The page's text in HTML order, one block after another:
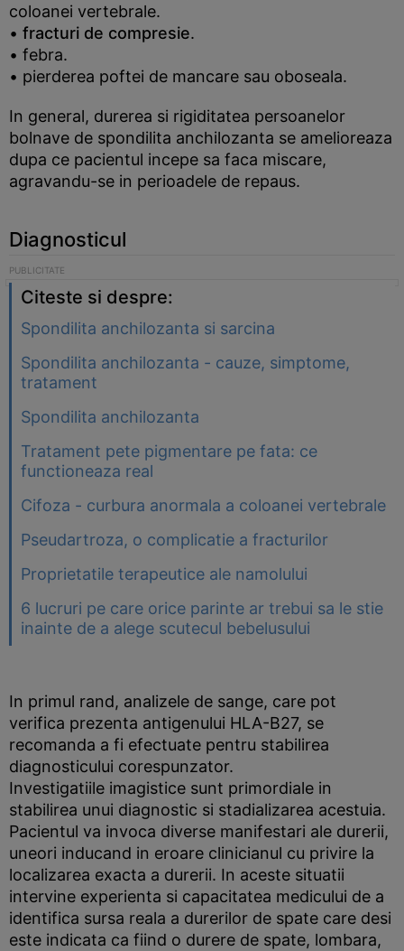
coloanei vertebrale.
• fracturi de compresie.
• febra.
• pierderea poftei de mancare sau oboseala.
In general, durerea si rigiditatea persoanelor
bolnave de spondilita anchilozanta se amelioreaza
dupa ce pacientul incepe sa faca miscare,
agravandu-se in perioadele de repaus.
Diagnosticul
Citeste si despre:
Spondilita anchilozanta si sarcina
Spondilita anchilozanta - cauze, simptome,
tratament
Spondilita anchilozanta
Tratament pete pigmentare pe fata: ce
functioneaza real
Cifoza - curbura anormala a coloanei vertebrale
Pseudartroza, o complicatie a fracturilor
Proprietatile terapeutice ale namolului
6 lucruri pe care orice parinte ar trebui sa le stie
inainte de a alege scutecul bebelusului
In primul rand, analizele de sange, care pot
verifica prezenta antigenului HLA-B27, se
recomanda a fi efectuate pentru stabilirea
diagnosticului corespunzator.
Investigatiile imagistice sunt primordiale in
stabilirea unui diagnostic si stadializarea acestuia.
Pacientul va invoca diverse manifestari ale durerii,
uneori inducand in eroare clinicianul cu privire la
localizarea exacta a durerii. In aceste situatii
intervine experienta si capacitatea medicului de a
identifica sursa reala a durerilor de spate care desi
este indicata ca fiind o durere de spate, lombara,